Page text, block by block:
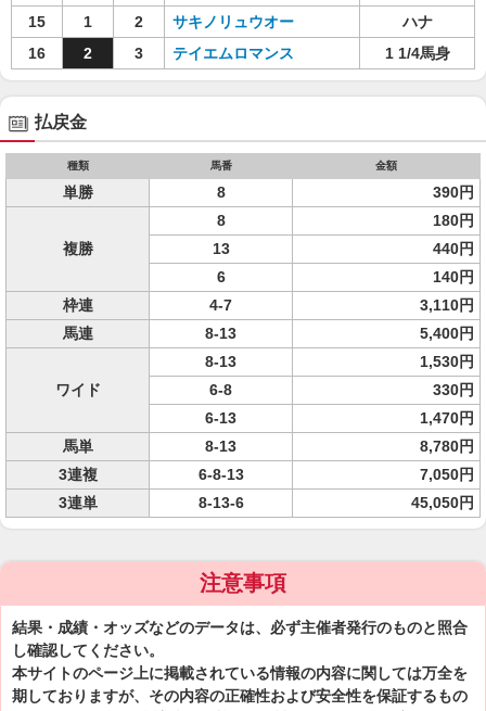
15
1 2 サキノリュウオー
ハナ
16
2 3 テイエムロマンス 1 1/4馬身
払戻金
種類 馬番 金額
単勝 8 390円
複勝
8
180円
13
440円
6
140円
枠連
4-7
3,110円
馬連
8-13 5,400円
ワイド
8-13
1,530円
6-8
330円
6-13
1,470円
馬単
8-13
8,780円
3連複
6-8-13
7,050円
3連単
8-13-6 45,050円
注意事項
結果・成績・オッズなどのデータは、必ず主催者発行のものと照合
し確認してください。
本サイトのページ上に掲載されている情報の内容に関しては万全を
期しておりますが、その内容の正確性および安全性を保証するもの